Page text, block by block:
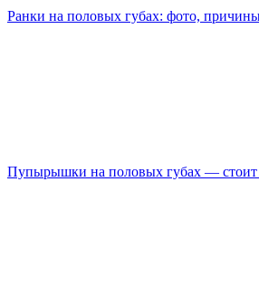
Ранки на половых губах: фото,
Пупырышки на половых губах — стоит